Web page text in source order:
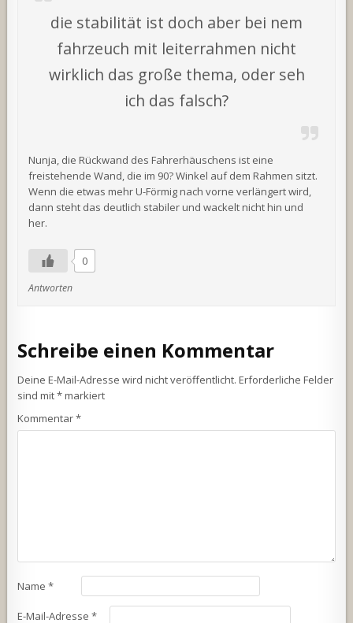
die stabilität ist doch aber bei nem
fahrzeuch mit leiterrahmen nicht
wirklich das große thema, oder seh
ich das falsch?
Nunja, die Rückwand des Fahrerhäuschens ist eine
freistehende Wand, die im 90? Winkel auf dem Rahmen sitzt.
Wenn die etwas mehr U-Förmig nach vorne verlängert wird,
dann steht das deutlich stabiler und wackelt nicht hin und
her.
0
Antworten
Schreibe einen Kommentar
Deine E-Mail-Adresse wird nicht veröffentlicht. Erforderliche Felder
sind mit*markiert
Kommentar*
Name*
E-Mail-Adresse*